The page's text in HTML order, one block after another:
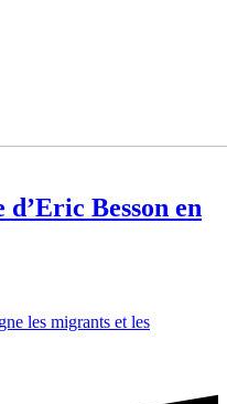
d’Eric Besson en
les migrants et les